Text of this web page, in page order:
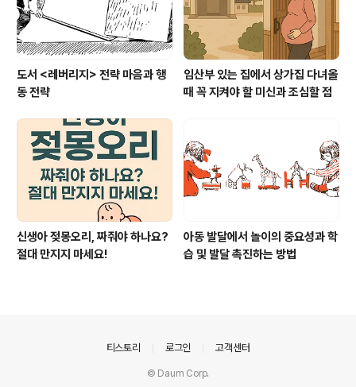
(2025년 기준)육아휴직 전 고..
도서 <레버리지> 전략 마음과 행
동 전략
임산부 있는 집에서 상가집 다녀올
때 꼭 지켜야 할 미신과 조심할 점
신생아 젖몽오리, 짜줘야 하나요?
절대 만지지 마세요!
아동 발달에서 놀이의 중요성과 학
습 및 발달 촉진하는 방법
티스토리 로그인 고객센터
© Daum Corp.